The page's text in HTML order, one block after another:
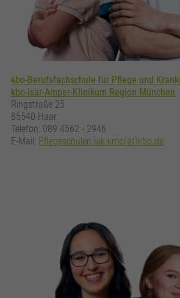
kbo-Berufsfachschule für Pflege und
kbo-Isar-Amper-Klinikum Region München
Ringstraße 25
85540 Haar
Telefon: 089 4562 - 2946
E-Mail: Pflegeschulen.iak-kmo(at)kbo.de